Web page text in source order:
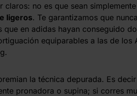
claros: no es que sean
ligeros. Te garantizamos que
que en adidas hayan conseguido
equiparables a las de los
la técnica depurada. Es
pronadora o supina; si corres